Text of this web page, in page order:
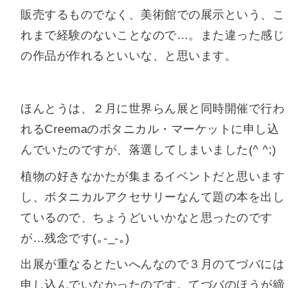
販売するものでなく、美術館での展示という、こ
れまで経験のないことなので…。また違った感じ
の作品が作れるといいな、と思います。
ほんとうは、２月に世界らん展と同時開催で行わ
れるCreemaのボタニカル・マーケットに申し込
んでいたのですが、落選してしまいました(^ ^;)
植物の好きなかたが集まるイベントだと思います
し、ボタニカルアクセサリーなんて題の本を出し
ているので、ちょうどいいかなと思ったのです
が…残念です(｡-_-｡)
出展が重なるとたいへんなので３月のてづバには
申し込んでいなかったのです。てづバのほうが締